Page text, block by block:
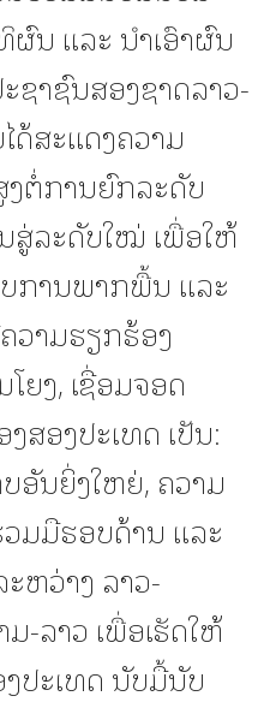
ນ ແລະ ນຳເອົາຜົນ
ຊາຊົນສອງຊາດລາວ-
ດ້ສະແດງຄວາມ
ງຕໍ່ການຍົກລະດັບ
ລະດັບໃໝ່ ເພື່ອໃຫ້
ການພາກພື້ນ ແລະ
ວາມຮຽກຮ້ອງ
ຍງ, ເຊື່ອມຈອດ
ສອງປະເທດ ເປັນ:
ນຍິ່ງໃຫຍ່, ຄວາມ
ມມືຮອບດ້ານ ແລະ
ຫວ່າງ ລາວ-
-ລາວ ເພື່ອເຮັດໃຫ້
ປະເທດ ນັບມື້ນັບ